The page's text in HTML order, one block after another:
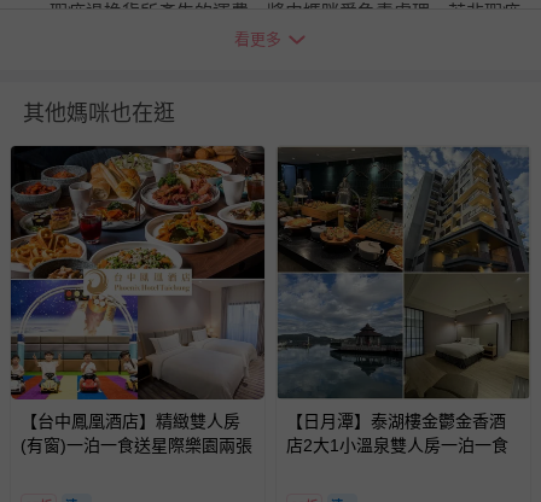
瑕疵退換貨所產生的運費，將由媽咪愛負責處理，若非瑕疵
退貨，您可至『查詢訂單』>『已出貨』中查詢該筆訂單，
與服務，謝謝。
針對滿件折/滿額贈…等活動，如因部份退貨，而該訂單保
留商品未達活動門檻，將以原價計算，活動贈品亦需一併退
回。
部分商品依據消費者保護法的規定，不適用七天鑑賞期/猶
豫期範圍：
易於腐敗、保存期限較短或解約時即將逾期（例如生鮮
商品、食品等）。
客製化商品（例如客製生日書、姓名貼等）。
報紙、期刊或雜誌（惟書籍如經拆封、使用，則酌收整
看更多
其他媽咪也在逛
【台中鳳凰酒店】精緻雙人房
(有窗)一泊一食送星際樂園兩張
【日月潭】泰湖樓金鬱金香酒
店2大1小溫泉雙人房一泊一食